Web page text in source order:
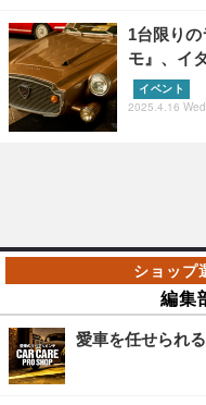
1台限り
モ』、イ
イベント
2025.4.16
編集
愛車を任せられ